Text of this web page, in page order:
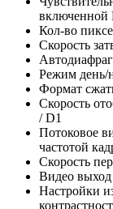
включенной
Кол-во
Скорость
Режим день/
Формат
Скорость
/ D1
Потоковое
частотой
Скорость
Видео
Настройки